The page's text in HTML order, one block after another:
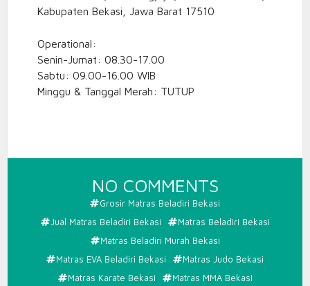
Kabupaten Bekasi, Jawa Barat 17510
Operational:
Senin-Jumat: 08.30-17.00
Sabtu: 09.00-16.00 WIB
Minggu & Tanggal Merah: TUTUP
NO COMMENTSON
MATRAS
BELADIRI
BEKASI
Grosir Matras Beladiri Bekasi
Jual Matras Beladiri Bekasi
Matras Beladiri Bekasi
Matras Beladiri Murah Bekasi
Matras EVA Beladiri Bekasi
Matras Judo Bekasi
Matras Karate Bekasi
Matras MMA Bekasi